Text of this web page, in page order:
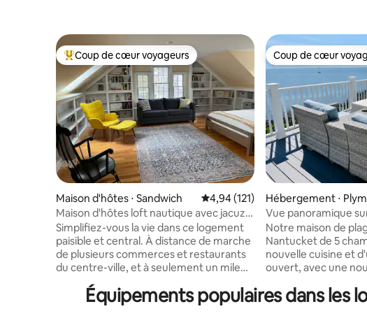
Coups de cœur voyageurs les plus appréciés
Coup de cœur voyageurs
Maison d'hôtes ⋅ Sandwich Évaluation moyenne sur la base
4,94 (121)
Maison d'hôtes loft nautique avec jacuzzi
et sauna
Simplifiez-vous la vie dans ce logement
paisible et central. À distance de marche
de plusieurs commerces et restaurants
du centre-ville, et à seulement un mile
de la plage, ce loft dispose de puits de
lumière, d'un jacuzzi et d'un sauna en
cèdre, d'une douche extérieure et d'une
Coup de cœur
Coup de cœur
Hébergement ⋅
Vue panoramique
mètres au-dessus de
Cod
Notre maison de
Nantucket de 5
nouvelle cuisine et
ouvert, avec une
baie de Cape Cod
dominant au
Équipements populaires dans les